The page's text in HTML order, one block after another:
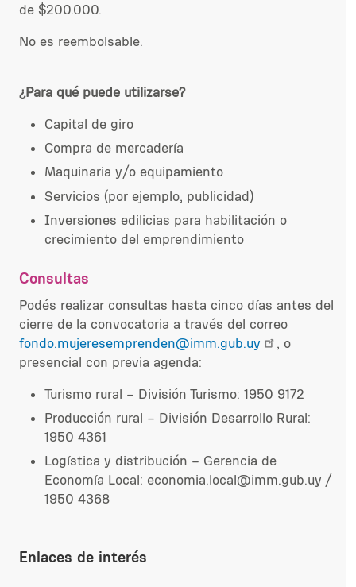
de $200.000.
No es reembolsable.
¿Para qué puede utilizarse?
Capital de giro
Compra de mercadería
Maquinaria y/o equipamiento
Servicios (por ejemplo, publicidad)
Inversiones edilicias para habilitación o
crecimiento del emprendimiento
Consultas
Podés realizar consultas hasta cinco días antes del
cierre de la convocatoria a través del correo
fondo.mujeresemprenden@imm.gub.uy
, o
presencial con previa agenda:
Turismo rural – División Turismo: 1950 9172
Producción rural – División Desarrollo Rural:
1950 4361
Logística y distribución – Gerencia de
Economía Local: economia.local@imm.gub.uy /
1950 4368
Enlaces de interés